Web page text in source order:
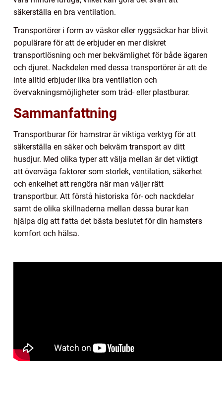
säkerställa en bra ventilation.
Transportörer i form av väskor eller ryggsäckar har blivit
populärare för att de erbjuder en mer diskret
transportlösning och mer bekvämlighet för både ägaren
och djuret. Nackdelen med dessa transportörer är att de
inte alltid erbjuder lika bra ventilation och
övervakningsmöjligheter som tråd- eller plastburar.
Sammanfattning
Transportburar för hamstrar är viktiga verktyg för att
säkerställa en säker och bekväm transport av ditt
husdjur. Med olika typer att välja mellan är det viktigt
att överväga faktorer som storlek, ventilation, säkerhet
och enkelhet att rengöra när man väljer rätt
transportbur. Att förstå historiska för- och nackdelar
samt de olika skillnaderna mellan dessa burar kan
hjälpa dig att fatta det bästa beslutet för din hamsters
komfort och hälsa.